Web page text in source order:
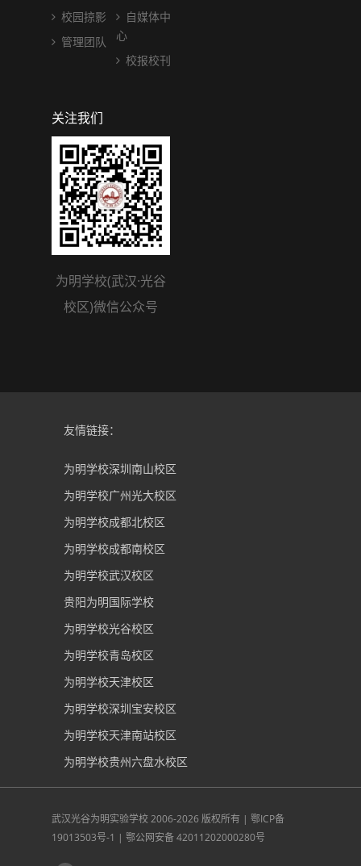
校园掠影
管理团队
自媒体中
心
校报校刊
关注我们
为明学校(武汉·光谷
校区)微信公众号
友情链接：
为明学校深圳南山校区
为明学校广州光大校区
为明学校成都北校区
为明学校成都南校区
为明学校武汉校区
贵阳为明国际学校
为明学校光谷校区
为明学校青岛校区
为明学校天津校区
为明学校深圳宝安校区
为明学校天津南站校区
为明学校贵州六盘水校区
武汉光谷为明实验学校2006-2026 版权所有 | 鄂ICP备
19013503号-1 | 鄂公网安备 42011202000280号